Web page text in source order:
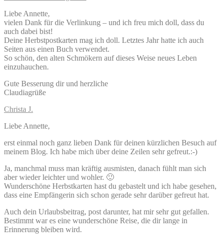
Liebe Annette,
vielen Dank für die Verlinkung – und ich freu mich doll, dass du
auch dabei bist!
Deine Herbstpostkarten mag ich doll. Letztes Jahr hatte ich auch
Seiten aus einen Buch verwendet.
So schön, den alten Schmökern auf dieses Weise neues Leben
einzuhauchen.
Gute Besserung dir und herzliche
Claudiagrüße
Christa J.
Liebe Annette,
erst einmal noch ganz lieben Dank für deinen kürzlichen Besuch auf
meinem Blog. Ich habe mich über deine Zeilen sehr gefreut.:-)
Ja, manchmal muss man kräftig ausmisten, danach fühlt man sich
aber wieder leichter und wohler. 🙂
Wunderschöne Herbstkarten hast du gebastelt und ich habe gesehen,
dass eine Empfängerin sich schon gerade sehr darüber gefreut hat.
Auch dein Urlaubsbeitrag, post darunter, hat mir sehr gut gefallen.
Bestimmt war es eine wunderschöne Reise, die dir lange in
Erinnerung bleiben wird.